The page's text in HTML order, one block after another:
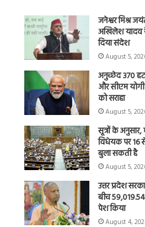
जनेश्वर मिश्र
अखिलेश यादव ने
दिया संदेश
August 5,
अनुच्छेद 370
और सीएम योगी
को सराहा
August 5,
सूत्रों के अनुसार,
विधेयक पर 16
बुला सकती है
August 5,
उत्तर प्रदेश
बीच
पेश किया
August 4,